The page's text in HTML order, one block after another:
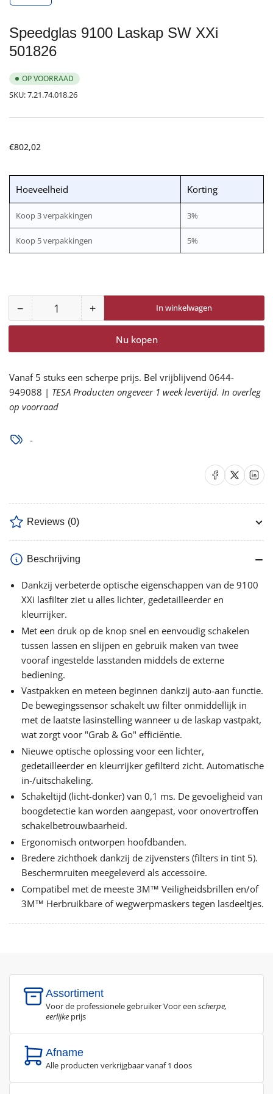
galerijweergave
Speedglas 9100 Laskap SW XXi
501826
OP VOORRAAD
SKU:7.21.74.018.26
Normale
€802,02
Hoeveelheid Korting
Koop 3 verpakkingen 3%
Koop 5 verpakkingen 5%
−Aantal
voor
Laskap
SW
XXi
verlagen
Aantal +Aantal
voor
Speedglas
Laskap
SW
In winkelwagen
Nu kopen
Vanaf 5 stuks een scherpe prijs. Bel vrijblijvend 0644-
949088 | TESA Producten ongeveer 1 week levertijd. In overleg
op voorraad
-
Delen op Facebook
Delen op X Delen
Reviews (0)
Beschrijving
Dankzij verbeterde optische eigenschappen van de 9100
XXi lasfilter ziet u alles lichter, gedetailleerder en
kleurrijker.
Met een druk op de knop snel en eenvoudig schakelen
tussen lassen en slijpen en gebruik maken van twee
vooraf ingestelde lasstanden middels de externe
bediening.
Vastpakken en meteen beginnen dankzij auto-aan functie.
De bewegingssensor schakelt uw filter onmiddellijk in
met de laatste lasinstelling wanneer u de laskap vastpakt,
wat zorgt voor "Grab & Go" efficiëntie.
Nieuwe optische oplossing voor een lichter,
gedetailleerder en kleurrijker gefilterd zicht. Automatische
in-/uitschakeling.
Schakeltijd (licht-donker) van 0,1 ms. De gevoeligheid van
boogdetectie kan worden aangepast, voor onovertroffen
schakelbetrouwbaarheid.
Ergonomisch ontworpen hoofdbanden.
Bredere zichthoek dankzij de zijvensters (filters in tint 5).
Beschermruiten meegeleverd als accessoire.
Compatibel met de meeste 3M™ Veiligheidsbrillen en/of
3M™ Herbruikbare of wegwerpmaskers tegen lasdeeltjes.
Assortiment
Voor de professionele gebruiker Voor een scherpe,
eerlijke prijs
Afname
Alle producten verkrijgbaar vanaf 1 doos